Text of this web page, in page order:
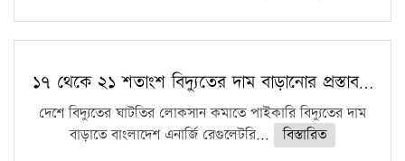
১৭ থেকে ২১ শতাংশ বিদ্যুতের দাম বাড়ানোর প্রস্তাব…
দেশে বিদ্যুতের ঘাটতির লোকসান কমাতে পাইকারি বিদ্যুতের দাম
বাড়াতে বাংলাদেশ এনার্জি রেগুলেটরি...
বিস্তারিত